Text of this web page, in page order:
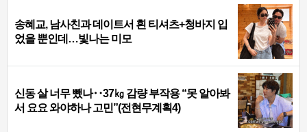
송혜교, 남사친과 데이트서 흰 티셔츠+청바지 입
었을 뿐인데…빛나는 미모
신동 살 너무 뺐나‥37㎏ 감량 부작용 “못 알아봐
서 요요 와야하나 고민”(전현무계획4)